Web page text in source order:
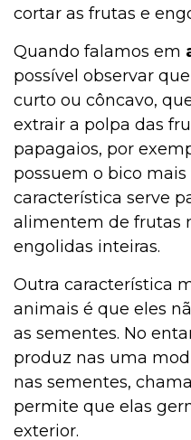
cortar as frutas e
Quando falamos em
possível observar
curto ou côncavo,
extrair a polpa das
papagaios, por
possuem o bico mais
característica serve
alimentem de frutas
engolidas inteiras.
Outra característica
animais é que eles
as sementes. No
produz nas uma
nas sementes,
permite que elas
exterior.